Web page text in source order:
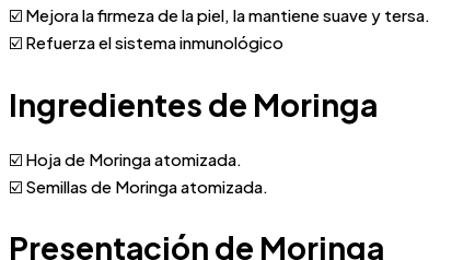
☑️ Mejora la firmeza de la piel, la mantiene suave y tersa.
☑️ Refuerza el sistema inmunológico
Ingredientes de Moringa
☑️ Hoja de Moringa atomizada.
☑️ Semillas de Moringa atomizada.
Presentación de Moringa